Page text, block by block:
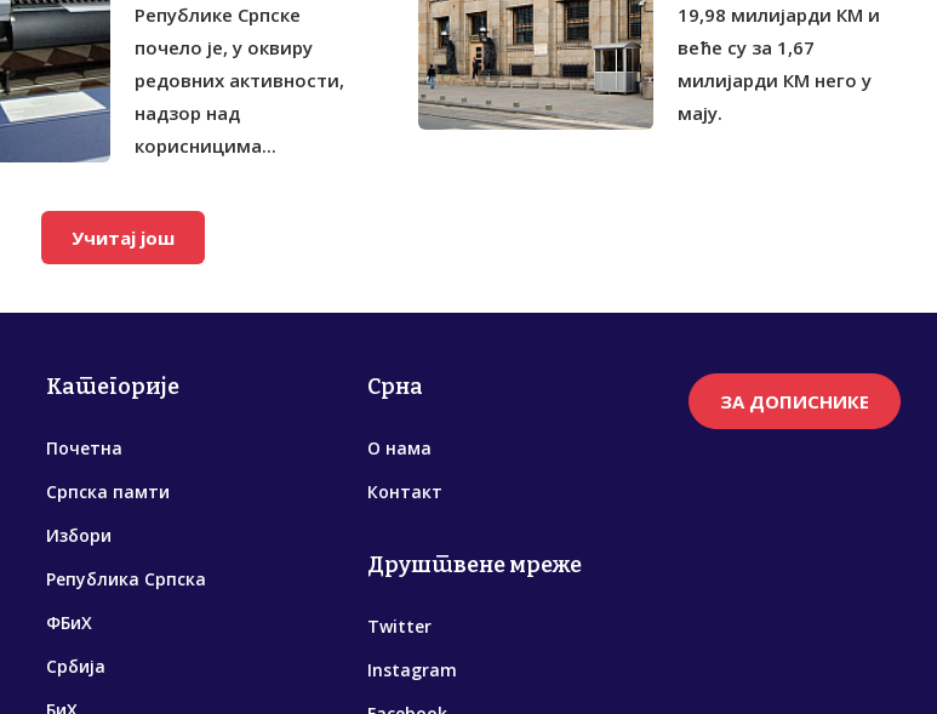
Републике Српске
почело је, у оквиру
редовних активности,
надзор над
корисницима...
19,98 милијарди КМ и
веће су за 1,67
милијарди КМ него у
мају.
Учитај још
Категорије
Почетна
Српска памти
Избори
Република Српска
ФБиХ
Србија
Срна
О нама
Контакт
Друштвене мреже
Twitter
Instagram
ЗА ДОПИСНИКЕ